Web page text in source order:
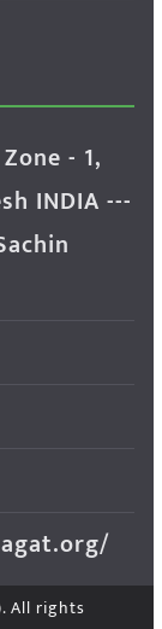
- 1,
INDIA ---
. All rights